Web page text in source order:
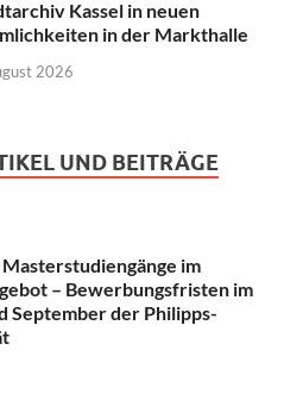
Kassel in neuen
in der Markthalle
2026
UND BEITRÄGE
im
– Bewerbungsfristen im
September der Philipps-